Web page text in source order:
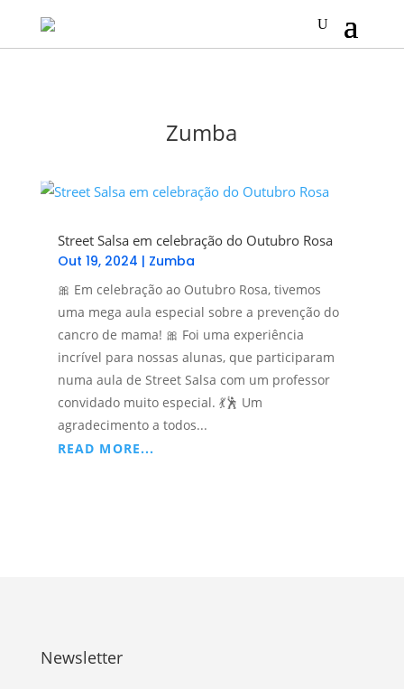
Zumba
Street Salsa em celebração do Outubro Rosa
Out 19, 2024 | Zumba
🎀 Em celebração ao Outubro Rosa, tivemos
uma mega aula especial sobre a prevenção do
cancro de mama! 🎀 Foi uma experiência
incrível para nossas alunas, que participaram
numa aula de Street Salsa com um professor
convidado muito especial. 💃🕺 Um
agradecimento a todos...
READ MORE...
Newsletter